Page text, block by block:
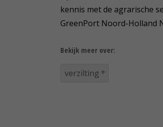
kennis met de agrarische
GreenPort Noord-Holland
Bekijk meer over:
verzilting